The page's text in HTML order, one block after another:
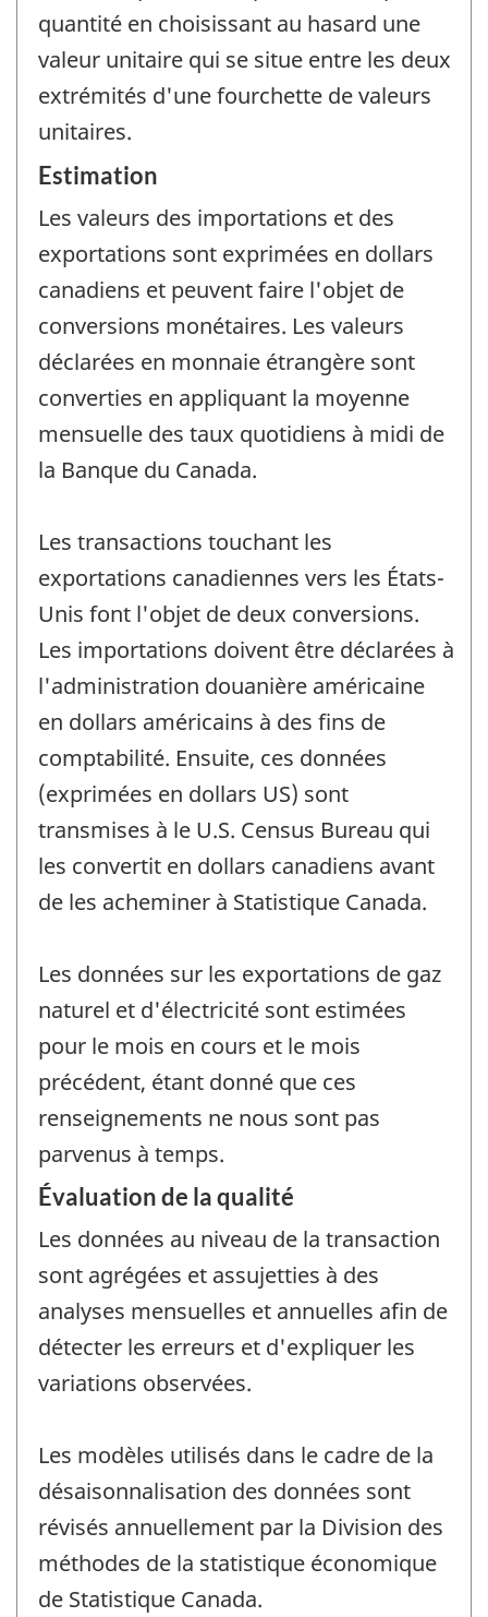
quantité en choisissant au hasard une
valeur unitaire qui se situe entre les deux
extrémités d'une fourchette de valeurs
unitaires.
Estimation
Les valeurs des importations et des
exportations sont exprimées en dollars
canadiens et peuvent faire l'objet de
conversions monétaires. Les valeurs
déclarées en monnaie étrangère sont
converties en appliquant la moyenne
mensuelle des taux quotidiens à midi de
la Banque du Canada.
Les transactions touchant les
exportations canadiennes vers les États-
Unis font l'objet de deux conversions.
Les importations doivent être déclarées à
l'administration douanière américaine
en dollars américains à des fins de
comptabilité. Ensuite, ces données
(exprimées en dollars US) sont
transmises à le U.S. Census Bureau qui
les convertit en dollars canadiens avant
de les acheminer à Statistique Canada.
Les données sur les exportations de gaz
naturel et d'électricité sont estimées
pour le mois en cours et le mois
précédent, étant donné que ces
renseignements ne nous sont pas
parvenus à temps.
Évaluation de la qualité
Les données au niveau de la transaction
sont agrégées et assujetties à des
analyses mensuelles et annuelles afin de
détecter les erreurs et d'expliquer les
variations observées.
Les modèles utilisés dans le cadre de la
désaisonnalisation des données sont
révisés annuellement par la Division des
méthodes de la statistique économique
de Statistique Canada.